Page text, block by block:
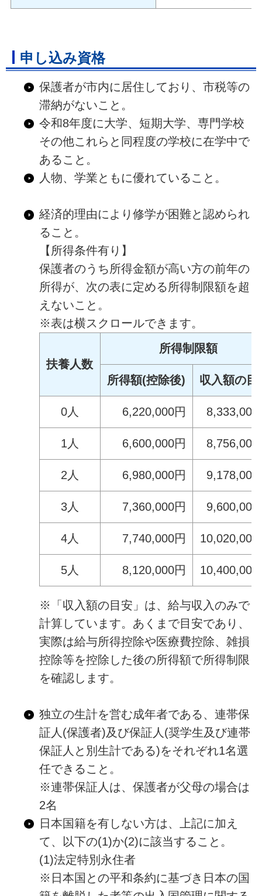
申し込み資格
保護者が市内に居住しており、市税等の
滞納がないこと。
令和8年度に大学、短期大学、専門学校
その他これらと同程度の学校に在学中で
あること。
人物、学業ともに優れていること。
経済的理由により修学が困難と認められ
ること。
【所得条件有り】
保護者のうち所得金額が高い方の前年の
所得が、次の表に定める所得制限額を超
えないこと。
※表は横スクロールできます。
扶養人数
所得制限額
所得額(控除後) 収入額の目
0人 6,220,000円 8,333,000
1人 6,600,000円 8,756,000
2人 6,980,000円 9,178,000
3人 7,360,000円 9,600,000
4人 7,740,000円 10,020,000
5人 8,120,000円 10,400,000
※「収入額の目安」は、給与収入のみで
計算しています。あくまで目安であり、
実際は給与所得控除や医療費控除、雑損
控除等を控除した後の所得額で所得制限
を確認します。
独立の生計を営む成年者である、連帯保
証人(保護者)及び保証人(奨学生及び連帯
保証人と別生計である)をそれぞれ1名選
任できること。
※連帯保証人は、保護者が父母の場合は
2名
日本国籍を有しない方は、上記に加え
て、以下の(1)か(2)に該当すること。
(1)法定特別永住者
※日本国との平和条約に基づき日本の国